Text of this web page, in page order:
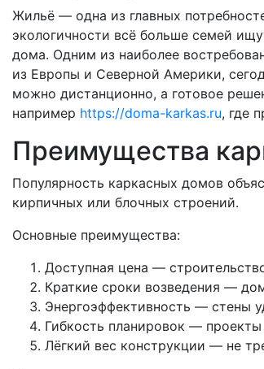
Жильё — одна из главных
экологичности всё больше семей
дома. Одним из наиболее
из Европы и Северной Америки,
можно дистанционно, а готовое
например https://doma-karkas.ru, где
Преимущества
Популярность каркасных домов
кирпичных или блочных строений.
Основные преимущества:
Доступная цена —
Краткие сроки возведения —
Энергоэффективность — стены
Гибкость планировок —
Лёгкий вес конструкции — не